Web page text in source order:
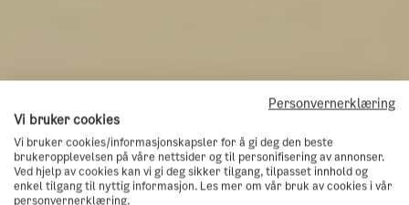
Personvernerklæring
Vi bruker cookies
Vi bruker cookies/informasjonskapsler for å gi deg den beste
brukeropplevelsen på våre nettsider og til personifisering av annonser.
Ved hjelp av cookies kan vi gi deg sikker tilgang, tilpasset innhold og
enkel tilgang til nyttig informasjon. Les mer om vår bruk av cookies i vår
personvernerklæring.